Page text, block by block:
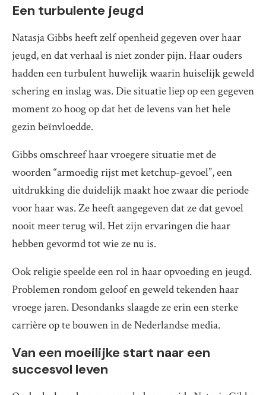
Een turbulente jeugd
Natasja Gibbs heeft zelf openheid gegeven over haar
jeugd, en dat verhaal is niet zonder pijn. Haar ouders
hadden een turbulent huwelijk waarin huiselijk geweld
schering en inslag was. Die situatie liep op een gegeven
moment zo hoog op dat het de levens van het hele
gezin beïnvloedde.
Gibbs omschreef haar vroegere situatie met de
woorden “armoedig rijst met ketchup-gevoel”, een
uitdrukking die duidelijk maakt hoe zwaar die periode
voor haar was. Ze heeft aangegeven dat ze dat gevoel
nooit meer terug wil. Het zijn ervaringen die haar
hebben gevormd tot wie ze nu is.
Ook religie speelde een rol in haar opvoeding en jeugd.
Problemen rondom geloof en geweld tekenden haar
vroege jaren. Desondanks slaagde ze erin een sterke
carrière op te bouwen in de Nederlandse media.
Van een moeilijke start naar een
succesvol leven